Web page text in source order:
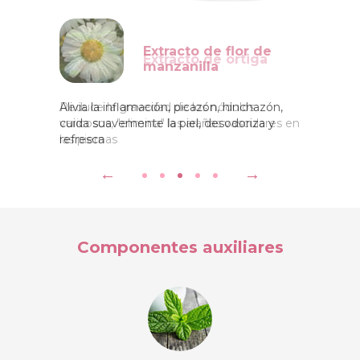
Extracto de ortiga
Reduce la gravedad de los nódulos
varicosos, "elimina" las arañas vasculares en
las piernas
Componentes auxiliares